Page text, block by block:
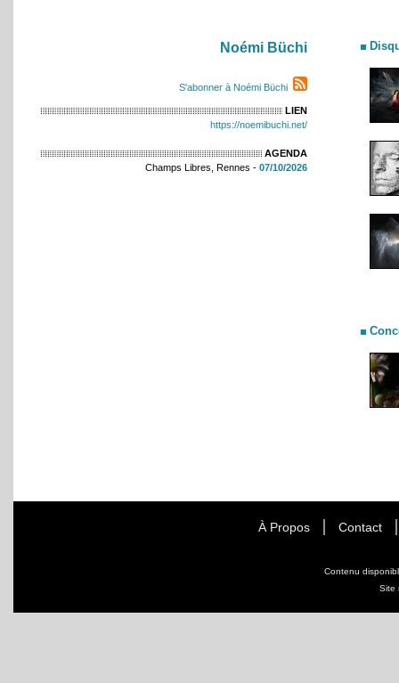
Noémi Büchi
S'abonner à Noémi Büchi
LIEN
https://noemibuchi.net/
AGENDA
Champs Libres, Rennes - 07/10/2026
À Propos Contact
Contenu
Site